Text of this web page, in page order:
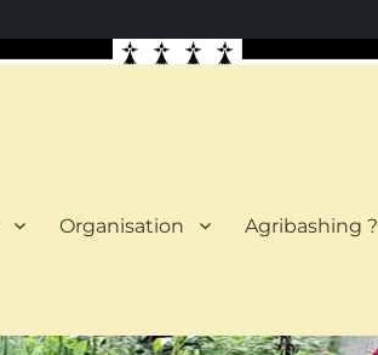
Organisation Agribashing ?